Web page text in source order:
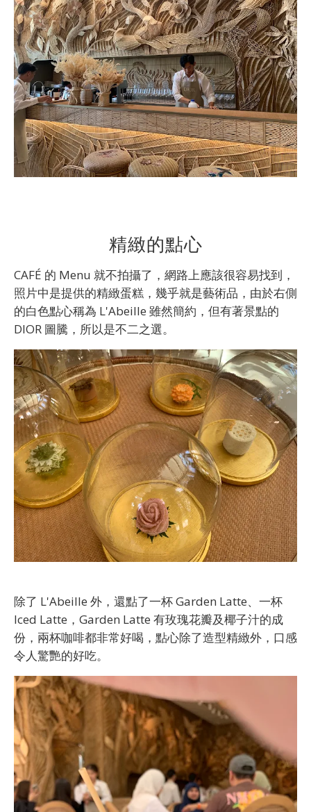
精緻的點心
CAFÉ 的 Menu 就不拍攝了，網路上應該很容易找到，
照片中是提供的精緻蛋糕，幾乎就是藝術品，由於右側
的白色點心稱為 L'Abeille 雖然簡約，但有著景點的
DIOR 圖騰，所以是不二之選。
除了 L'Abeille 外，還點了一杯 Garden Latte、一杯
Iced Latte，Garden Latte 有玫瑰花瓣及椰子汁的成
份，兩杯咖啡都非常好喝，點心除了造型精緻外，口感
令人驚艷的好吃。